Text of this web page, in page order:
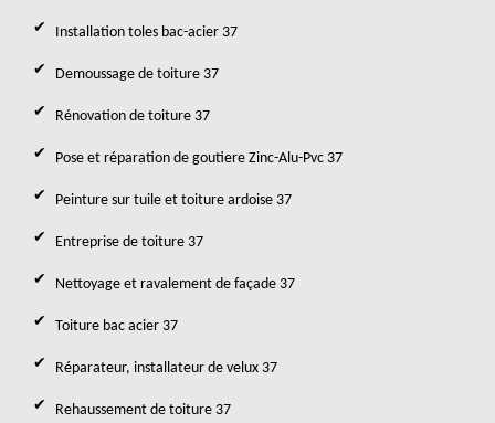
Installation toles bac-acier 37
Demoussage de toiture 37
Rénovation de toiture 37
Pose et réparation de goutiere Zinc-Alu-Pvc 37
Peinture sur tuile et toiture ardoise 37
Entreprise de toiture 37
Nettoyage et ravalement de façade 37
Toiture bac acier 37
Réparateur, installateur de velux 37
Rehaussement de toiture 37